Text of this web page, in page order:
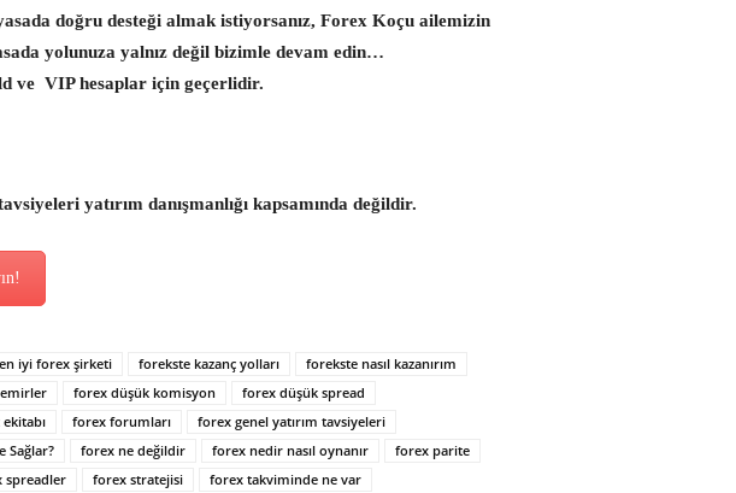
doğru desteği almak istiyorsanız, Forex Koçu ailemizin
yolunuza yalnız değil bizimle devam edin…
ve VIP hesaplar için geçerlidir.
yatırım danışmanlığı kapsamında değildir.
en iyi forex şirketi forekste kazanç yolları
forekste nasıl kazanırım
forex düşük komisyon
forex düşük spread
forex forumları
forex genel yatırım tavsiyeleri
Sağlar? forex ne değildir forex nedir nasıl oynanır
forex parite
spreadler forex stratejisi
forex takviminde ne var